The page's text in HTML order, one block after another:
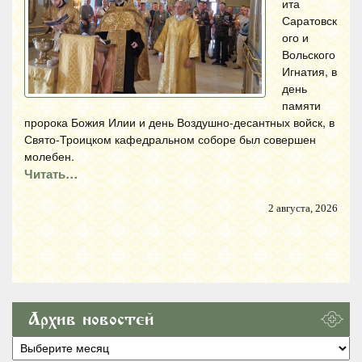
Саратовск
ого и
Вольского
Игнатия, в
день
памяти
пророка Божия Илии и день Воздушно-десантных войск, в
Свято-Троицком кафедральном соборе был совершен
молебен.
Читать…
2 августа, 2026
Архив новостей
Архив